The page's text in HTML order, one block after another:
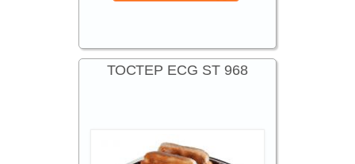
ТОСТЕР ECG ST 968